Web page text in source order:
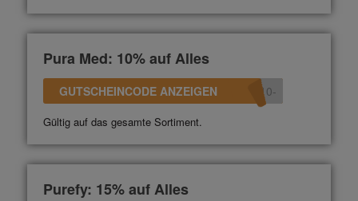
Pura Med: 10% auf Alles
GUTSCHEINCODE ANZEIGEN -10
Gültig auf das gesamte Sortiment.
Purefy: 15% auf Alles